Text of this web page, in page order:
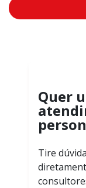
Quer
Tire